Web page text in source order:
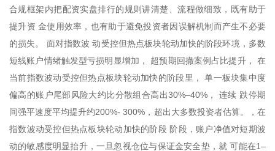
合规框架内把配资实盘排行的规则讲清楚、流程做细致，既有助于
提升资 金使用效率，也有助于避免投资者因误解机制而产生不必要
的损失。 面对指数波 动受控但热点板块轮动加快的阶段环境，多数
短线账户情绪触发型亏损明显增加， 超预期回撤案例占比提升， 在
当前指数波动受控但热点板块轮动加快的阶段里， 单一板块集中度
偏高的账户尾部风险大约比分散组合高出30%–40%， 连续 跌停期
间强平速度平均提升约200%- 300%，超出大多数投资者估算。，在
指数波动受控但热点板块轮动加快的阶段 阶段，账户净值对短期波
动的敏感度明显抬升，一旦忽视仓位与保证金安全垫，就 可能在1–